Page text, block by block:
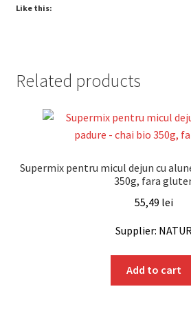
Like this:
Related products
Supermix pentru micul dejun cu
350g, fara
55,49 lei
Supplier: NATUR
Add to cart